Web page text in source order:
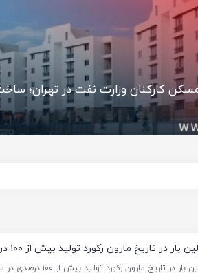
بار در تاریخ مارون رکورد تولید بیش از ۱۰۰ درصدی